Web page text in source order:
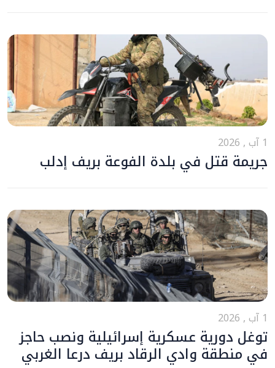
1 آب , 2026
جريمة قتل في بلدة الفوعة بريف إدلب
1 آب , 2026
توغل دورية عسكرية إسرائيلية ونصب حاجز
في منطقة وادي الرقاد بريف درعا الغربي